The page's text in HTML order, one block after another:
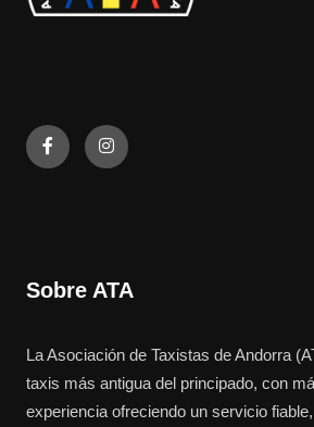
Sobre ATA
La Asociación de Taxistas de Andorra
taxis más antigua del principado, con
experiencia ofreciendo un servicio